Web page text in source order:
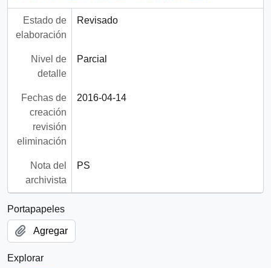
Estado de
elaboración
Revisado
Nivel de
detalle
Parcial
Fechas de
creación
revisión
eliminación
2016-04-14
Nota del
archivista
PS
Portapapeles
Agregar
Explorar